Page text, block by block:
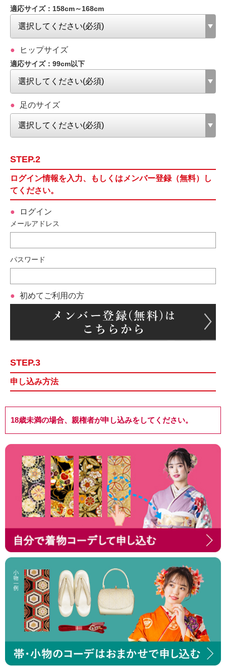
適応サイズ：158cm～168cm
ヒップサイズ
適応サイズ：99cm以下
足のサイズ
STEP.2
ログイン情報を入力、もしくはメンバー登録（無料）し
てください。
ログイン
メールアドレス
パスワード
初めてご利用の方
STEP.3
申し込み方法
18歳未満の場合、親権者が申し込みをしてください。